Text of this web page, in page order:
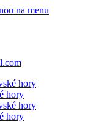
na menu
hory
hory